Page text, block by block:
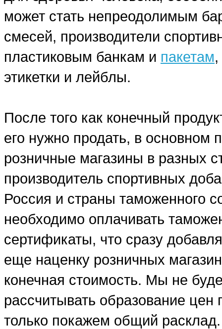
может стать непреодолимым
смесей, производители
пластиковым банкам и пакетам
этикетки и лейблы.
После того как конечный
его нужно продать, в основном
розничные магазины в разных
производитель спортивных
Россия и страны таможенного
необходимо оплачивать
сертификаты, что сразу
еще наценку розничных
конечная стоимость. Мы не
рассчитывать образование
только покажем общий